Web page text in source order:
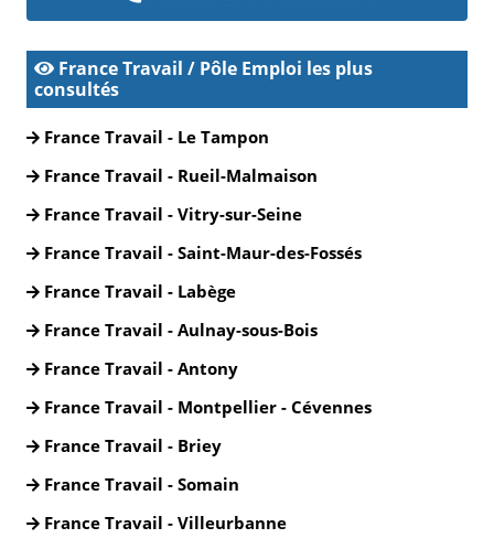
France Travail / Pôle Emploi les plus
consultés
France Travail - Le Tampon
France Travail - Rueil-Malmaison
France Travail - Vitry-sur-Seine
France Travail - Saint-Maur-des-Fossés
France Travail - Labège
France Travail - Aulnay-sous-Bois
France Travail - Antony
France Travail - Montpellier - Cévennes
France Travail - Briey
France Travail - Somain
France Travail - Villeurbanne